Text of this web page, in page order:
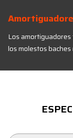
Los
los molestos